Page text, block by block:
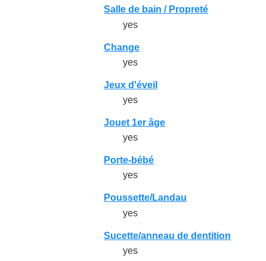
Salle de bain / Propreté
yes
Change
yes
Jeux d'éveil
yes
Jouet 1er âge
yes
Porte-bébé
yes
Poussette/Landau
yes
Sucette/anneau de dentition
yes